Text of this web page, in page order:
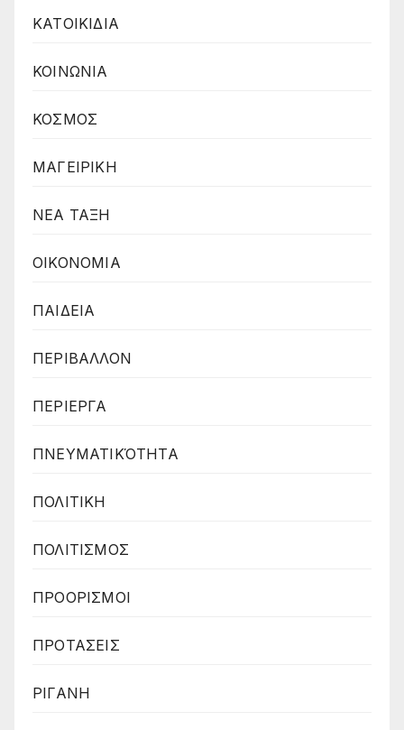
ΚΑΤΟΙΚΙΔΙΑ
ΚΟΙΝΩΝΙΑ
ΚΟΣΜΟΣ
ΜΑΓΕΙΡΙΚΗ
ΝΕΑ ΤΑΞΗ
ΟΙΚΟΝΟΜΙΑ
ΠΑΙΔΕΙΑ
ΠΕΡΙΒΑΛΛΟΝ
ΠΕΡΙΕΡΓΑ
ΠΝΕΥΜΑΤΙΚΌΤΗΤΑ
ΠΟΛΙΤΙΚΗ
ΠΟΛΙΤΙΣΜΟΣ
ΠΡΟΟΡΙΣΜΟΙ
ΠΡΟΤΑΣΕΙΣ
ΡΙΓΑΝΗ